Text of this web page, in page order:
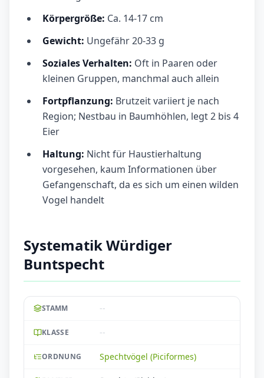
Körpergröße: Ca. 14-17 cm
Gewicht: Ungefähr 20-33 g
Soziales Verhalten: Oft in Paaren oder
kleinen Gruppen, manchmal auch allein
Fortpflanzung: Brutzeit variiert je nach
Region; Nestbau in Baumhöhlen, legt 2 bis 4
Eier
Haltung: Nicht für Haustierhaltung
vorgesehen, kaum Informationen über
Gefangenschaft, da es sich um einen wilden
Vogel handelt
Systematik Würdiger
Buntspecht
STAMM --
KLASSE --
ORDNUNG Spechtvögel (Piciformes)